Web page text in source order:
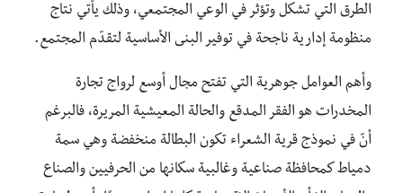
الطرق التي تشكل وتؤثر في الوعي المجتمعي، وذلك يأتي نتاج
منظومة إدارية ناجحة في توفير البنى الأساسية لتقدّم المجتمع.
وأهم العوامل جوهرية التي تفتح مجال أوسع لرواج تجارة
المخدرات هو الفقر المدقع والحالة المعيشية المريرة، فالبرغم
أنّ في نموذج قرية الشعراء تكون البطالة منخفضة وهي سمة
دمياط كمحافظة صناعية وغالبية سكانها من الحرفيين والصناع